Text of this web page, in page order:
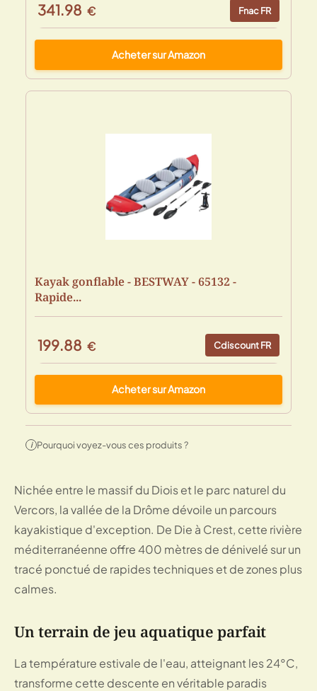
341.98 € Fnac FR
Acheter sur Amazon
Kayak gonflable - BESTWAY - 65132 -
Rapide...
199.88 € Cdiscount FR
Acheter sur Amazon
i Pourquoi voyez-vous ces produits ?
Nichée entre le massif du Diois et le parc naturel du
Vercors, la vallée de la Drôme dévoile un parcours
kayakistique d'exception. De Die à Crest, cette rivière
méditerranéenne offre 400 mètres de dénivelé sur un
tracé ponctué de rapides techniques et de zones plus
calmes.
Un terrain de jeu aquatique parfait
La température estivale de l'eau, atteignant les 24°C,
transforme cette descente en véritable paradis